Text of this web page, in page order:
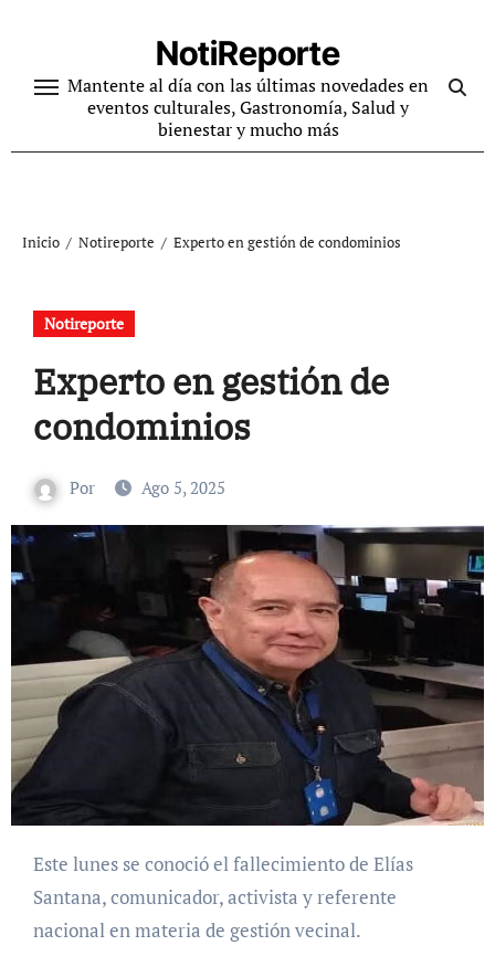
contenido
NotiReporte
Mantente al día con las últimas novedades en
eventos culturales, Gastronomía, Salud y
bienestar y mucho más
Inicio Notireporte Experto en gestión de condominios
Notireporte
Experto en gestión de
condominios
Por Ago 5, 2025
Este lunes se conoció el fallecimiento de Elías
Santana, comunicador, activista y referente
nacional en materia de gestión vecinal.